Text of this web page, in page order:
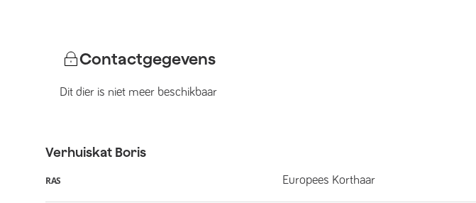
Contactgegevens
Dit dier is niet meer beschikbaar
Verhuiskat Boris
RAS Europees Korthaar